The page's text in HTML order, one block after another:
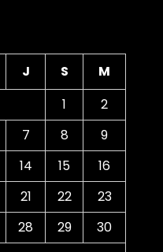
J S
M
1
2
7 8
9
14 15
16
21 22
23
28 29
30